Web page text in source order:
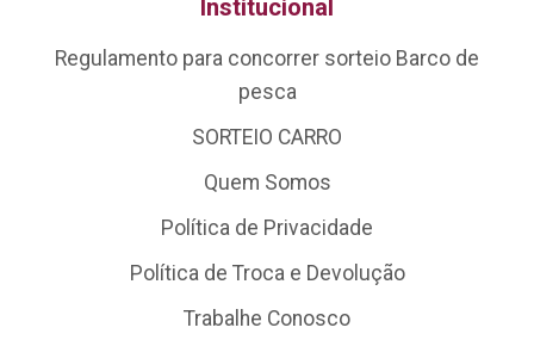
Institucional
Regulamento para concorrer sorteio Barco de
pesca
SORTEIO CARRO
Quem Somos
Política de Privacidade
Política de Troca e Devolução
Trabalhe Conosco